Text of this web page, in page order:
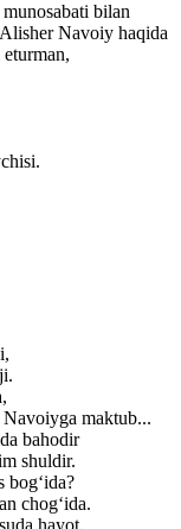
bilan
Navoiy haqida
maktub...
bahodir
shuldir.
bog‘ida?
chog‘ida.
hayot.